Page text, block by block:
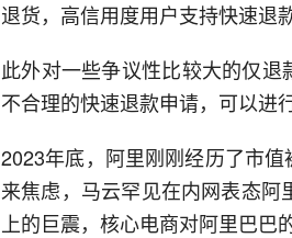
退货，高信用度用户支持快速退款
此外对一些争议性比较大的仅
不合理的快速退款申请，可以进
2023年底，阿里刚刚经历了市
来焦虑，马云罕见在内网表态
上的巨震，核心电商对阿里巴巴